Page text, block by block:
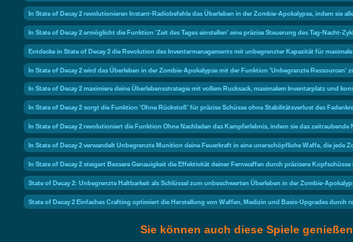
In State of Decay 2 revolutionieren Instant-Radiobefehle das Überleben in der Zombie-Apokalypse, indem sie
In State of Decay 2 ermöglicht die Funktion 'Zeit des Tages einstellen' eine präzise Steuerung des Tag-Nacht-
Entdecke in State of Decay 2 die Revolution des Inventarmanagements mit unbegrenzter Kapazität für
In State of Decay 2 wird das Überleben in der Zombie-Apokalypse mit der Funktion 'Unbegrenzte
In State of Decay 2 maximiere deine Überlebensstrategie mit vollem Rucksack, maximalem Inventarplatz und
In State of Decay 2 sorgt die Funktion 'Ohne Rückstoß' für präzise Schüsse ohne Stabilitätsverlust des
In State of Decay 2 revolutioniert die Funktion Ohne Nachladen das Kampferlebnis, indem sie das
In State of Decay 2 verwandelt Unbegrenzte Munition deine Feuerkraft in eine unerschöpfliche Waffe, die jede
In State of Decay 2 steigert Bessere Genauigkeit die Effektivität deiner Fernwaffen durch präzisere
State of Decay 2: Unbegrenzte Haltbarkeit als Schlüssel zum unbeschwerten Überleben in der Zombie-
State of Decay 2 Einfaches Crafting optimiert die Herstellung von Waffen, Medizin und Basis-Upgrades durch
Sie können auch diese Spiele genießen